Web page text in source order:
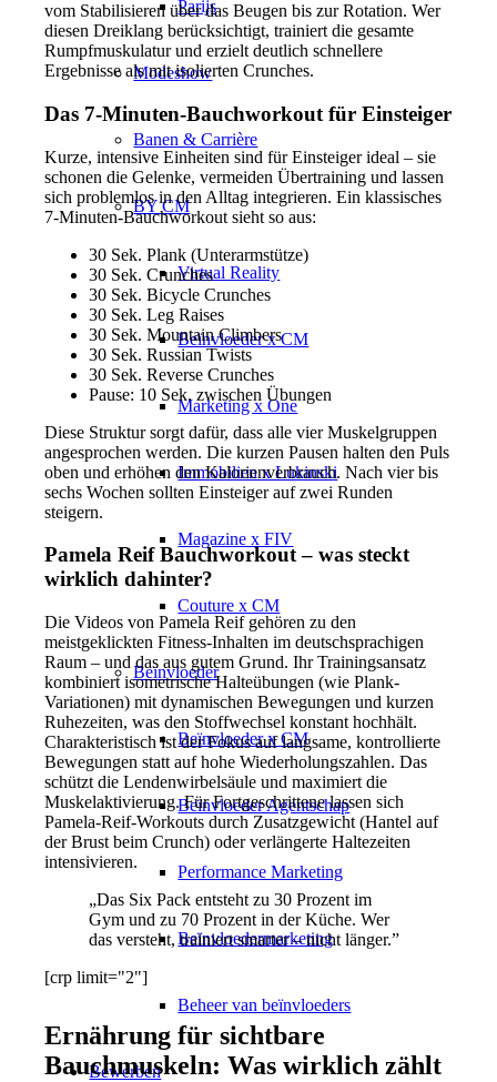
Parijs
Modeshow
Banen & Carrière
BY CM
Virtual Reality
Beïnvloeder x CM
Marketing x One
Immobilien x Lukinski
Magazine x FIV
Couture x CM
Beïnvloeder
Beïnvloeder x CM
Beïnvloeder Agentschap
Performance Marketing
Beïnvloedermarketing
Beheer van beïnvloeders
Bewerben
vom Stabilisieren über das Beugen bis zur Rotation. Wer
diesen Dreiklang berücksichtigt, trainiert die gesamte
Rumpfmuskulatur und erzielt deutlich schnellere
Ergebnisse als mit isolierten Crunches.
Das 7-Minuten-Bauchworkout für Einsteiger
Kurze, intensive Einheiten sind für Einsteiger ideal – sie
schonen die Gelenke, vermeiden Übertraining und lassen
sich problemlos in den Alltag integrieren. Ein klassisches
7-Minuten-Bauchworkout sieht so aus:
30 Sek. Plank (Unterarmstütze)
30 Sek. Crunches
30 Sek. Bicycle Crunches
30 Sek. Leg Raises
30 Sek. Mountain Climbers
30 Sek. Russian Twists
30 Sek. Reverse Crunches
Pause: 10 Sek. zwischen Übungen
Diese Struktur sorgt dafür, dass alle vier Muskelgruppen
angesprochen werden. Die kurzen Pausen halten den Puls
oben und erhöhen den Kalorienverbrauch. Nach vier bis
sechs Wochen sollten Einsteiger auf zwei Runden
steigern.
Pamela Reif Bauchworkout – was steckt
wirklich dahinter?
Die Videos von Pamela Reif gehören zu den
meistgeklickten Fitness-Inhalten im deutschsprachigen
Raum – und das aus gutem Grund. Ihr Trainingsansatz
kombiniert isometrische Halteübungen (wie Plank-
Variationen) mit dynamischen Bewegungen und kurzen
Ruhezeiten, was den Stoffwechsel konstant hochhält.
Charakteristisch ist der Fokus auf langsame, kontrollierte
Bewegungen statt auf hohe Wiederholungszahlen. Das
schützt die Lendenwirbelsäule und maximiert die
Muskelaktivierung. Für Fortgeschrittene lassen sich
Pamela-Reif-Workouts durch Zusatzgewicht (Hantel auf
der Brust beim Crunch) oder verlängerte Haltezeiten
intensivieren.
„Das Six Pack entsteht zu 30 Prozent im
Gym und zu 70 Prozent in der Küche. Wer
das versteht, trainiert smarter – nicht länger.”
[crp limit="2"]
Ernährung für sichtbare
Bauchmuskeln: Was wirklich zählt